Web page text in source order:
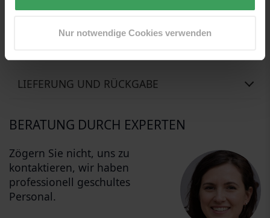
Nur notwendige Cookies verwenden
übersetzen... er entschuldigt sich, wenn es Fehler im Text gibt
LIEFERUNG UND RÜCKGABE
BERATUNG DURCH EXPERTEN
Zögern Sie nicht, uns zu
kontaktieren, wir haben
professionell geschultes
Personal.